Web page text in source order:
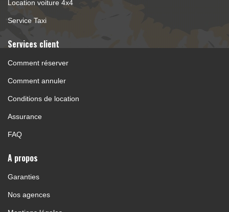
Location voiture 4x4
Service Taxi
Services client
Comment réserver
Comment annuler
Conditions de location
Assurance
FAQ
A propos
Garanties
Nos agences